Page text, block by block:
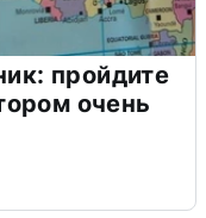
пройдите
очень